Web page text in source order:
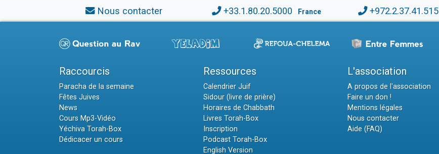
Nous contacter +33.1.80.20.5000 France +972.2.37.41.515
Raccourcis
Paracha de la semaine
Fêtes Juives
News
Cours Mp3-Vidéo
Yéchiva Torah-Box
Dédicacer un cours
Ressources
Calendrier Juif
Sidour (livre de prière)
Horaires de Chabbath
Livres Torah-Box
Inscription
Podcast Torah-Box
English Version
L'association
A propos de l'association
Faire un don !
Mentions légales
Nous contacter
Aide (FAQ)